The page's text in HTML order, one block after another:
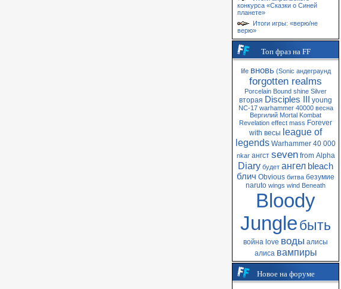
конкурса «Сказки о Синей
планете»
Итоги игры: «верю/не
верю»
Топ фраз на FF
life вновь (Sonic андеграунд
forgotten realms
Porcelain Bound shine Silver
вторая Disciples III young
NC-17 warhammer 40000 весна
Вергилий Mortal Kombat
Revelation effect mass Forever
with весы league of
legends Warhammer 40 000
nkar ангст seven from Alpha
Diary будет ангел bleach
блич Obvious битва безумие
naruto wings wind Beneath
Bloody
Jungleбыть
война love воды алисы
алиса вампиры
Новое на форуме